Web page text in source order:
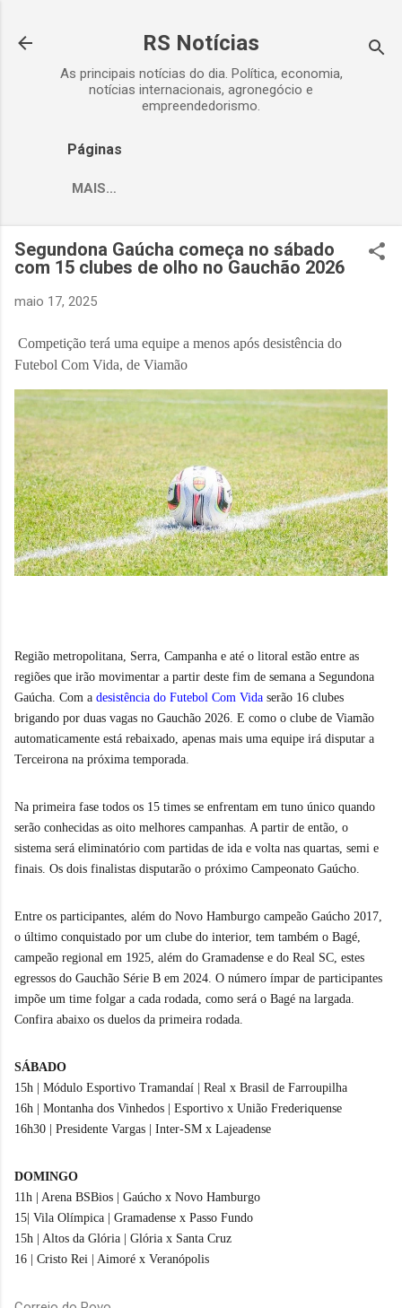
RS Notícias
As principais notícias do dia. Política, economia,
notícias internacionais, agronegócio e
empreendedorismo.
Páginas
MAIS…
Segundona Gaúcha começa no sábado
com 15 clubes de olho no Gauchão 2026
maio 17, 2025
Competição terá uma equipe a menos após desistência do
Futebol Com Vida, de Viamão
Região metropolitana, Serra, Campanha e até o litoral estão entre as
regiões que irão movimentar a partir deste fim de semana a Segundona
Gaúcha. Com a desistência do Futebol Com Vida serão 16 clubes
brigando por duas vagas no Gauchão 2026. E como o clube de Viamão
automaticamente está rebaixado, apenas mais uma equipe irá disputar a
Terceirona na próxima temporada.
Na primeira fase todos os 15 times se enfrentam em tuno único quando
serão conhecidas as oito melhores campanhas. A partir de então, o
sistema será eliminatório com partidas de ida e volta nas quartas, semi e
finais. Os dois finalistas disputarão o próximo Campeonato Gaúcho.
Entre os participantes, além do Novo Hamburgo campeão Gaúcho 2017,
o último conquistado por um clube do interior, tem também o Bagé,
campeão regional em 1925, além do Gramadense e do Real SC, estes
egressos do Gauchão Série B em 2024. O número ímpar de participantes
impõe um time folgar a cada rodada, como será o Bagé na largada.
Confira abaixo os duelos da primeira rodada.
SÁBADO
15h | Módulo Esportivo Tramandaí | Real x Brasil de Farroupilha
16h | Montanha dos Vinhedos | Esportivo x União Frederiquense
16h30 | Presidente Vargas | Inter-SM x Lajeadense
DOMINGO
11h | Arena BSBios | Gaúcho x Novo Hamburgo
15| Vila Olímpica | Gramadense x Passo Fundo
15h | Altos da Glória | Glória x Santa Cruz
16 | Cristo Rei | Aimoré x Veranópolis